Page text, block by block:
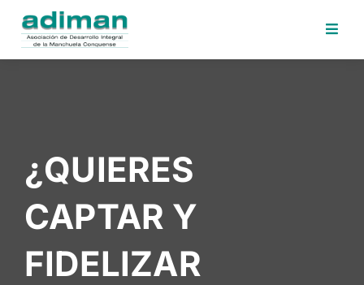
Desafios
Electrónica
Contratante
¿QUIERES
CAPTAR Y
FIDELIZAR